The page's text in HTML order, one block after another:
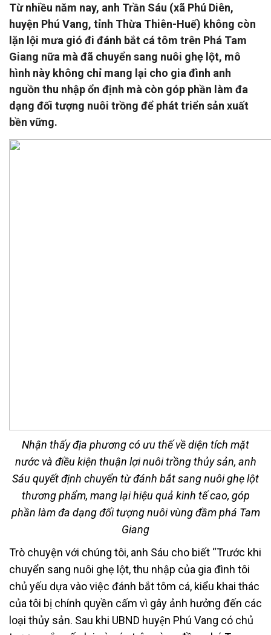
Từ nhiều năm nay, anh Trần Sáu (xã Phú Diên,
huyện Phú Vang, tỉnh Thừa Thiên-Huế) không còn
lặn lội mưa gió đi đánh bắt cá tôm trên Phá Tam
Giang nữa mà đã chuyển sang nuôi ghẹ lột, mô
hình này không chỉ mang lại cho gia đình anh
nguồn thu nhập ổn định mà còn góp phần làm đa
dạng đối tượng nuôi trồng để phát triển sản xuất
bền vững.
Nhận thấy địa phương có ưu thế về diện tích mặt
nước và điều kiện thuận lợi nuôi trồng thủy sản, anh
Sáu quyết định chuyển từ đánh bắt sang nuôi ghẹ lột
thương phẩm, mang lại hiệu quả kinh tế cao, góp
phần làm đa dạng đối tượng nuôi vùng đầm phá Tam
Giang
Trò chuyện với chúng tôi, anh Sáu cho biết “Trước khi
chuyển sang nuôi ghẹ lột, thu nhập của gia đình tôi
chủ yếu dựa vào việc đánh bắt tôm cá, kiểu khai thác
của tôi bị chính quyền cấm vì gây ảnh hưởng đến các
loại thủy sản. Sau khi UBND huyện Phú Vang có chủ